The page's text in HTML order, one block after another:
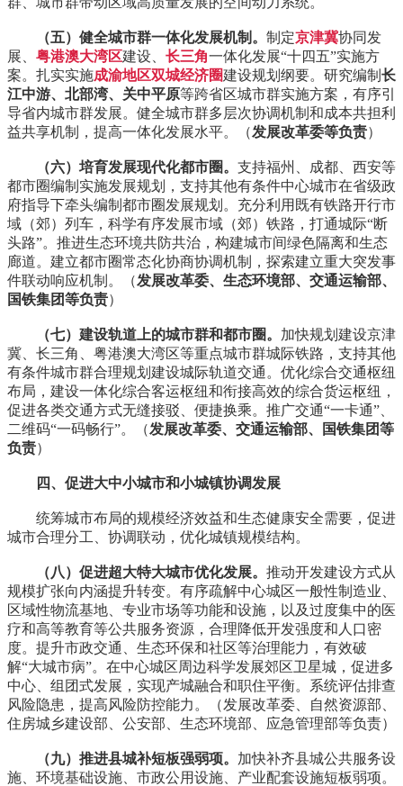
（五）健全城市群一体化发展机制。 制定京津冀协同发
展、 粤港澳大湾区建设、 长三角一体化发展“十四五”实施方
案。扎实实施成渝地区双城经济圈建设规划纲要。研究编制 长
江中游、北部湾、关中平原等跨省区城市群实施方案，有序引
导省内城市群发展。健全城市群多层次协调机制和成本共担利
益共享机制，提高一体化发展水平。（发展改革委等负责）
（六）培育发展现代化都市圈。 支持福州、成都、西安等
都市圈编制实施发展规划，支持其他有条件中心城市在省级政
府指导下牵头编制都市圈发展规划。充分利用既有铁路开行市
域（郊）列车，科学有序发展市域（郊）铁路，打通城际“断
头路”。推进生态环境共防共治，构建城市间绿色隔离和生态
廊道。建立都市圈常态化协商协调机制，探索建立重大突发事
件联动响应机制。（发展改革委、生态环境部、交通运输部、
国铁集团等负责）
（七）建设轨道上的城市群和都市圈。 加快规划建设京津
冀、长三角、粤港澳大湾区等重点城市群城际铁路，支持其他
有条件城市群合理规划建设城际轨道交通。优化综合交通枢纽
布局，建设一体化综合客运枢纽和衔接高效的综合货运枢纽，
促进各类交通方式无缝接驳、便捷换乘。推广交通“一卡通”、
二维码“一码畅行”。（发展改革委、交通运输部、国铁集团等
负责）
四、促进大中小城市和小城镇协调发展
统筹城市布局的规模经济效益和生态健康安全需要，促进
城市合理分工、协调联动，优化城镇规模结构。
（八）促进超大特大城市优化发展。 推动开发建设方式从
规模扩张向内涵提升转变。有序疏解中心城区一般性制造业、
区域性物流基地、专业市场等功能和设施，以及过度集中的医
疗和高等教育等公共服务资源，合理降低开发强度和人口密
度。提升市政交通、生态环保和社区等治理能力，有效破
解“大城市病”。在中心城区周边科学发展郊区卫星城，促进多
中心、组团式发展，实现产城融合和职住平衡。系统评估排查
风险隐患，提高风险防控能力。（发展改革委、自然资源部、
住房城乡建设部、公安部、生态环境部、应急管理部等负责）
（九）推进县城补短板强弱项。 加快补齐县城公共服务设
施、环境基础设施、市政公用设施、产业配套设施短板弱项。